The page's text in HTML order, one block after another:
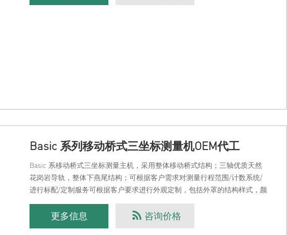
Basic 系列移动桥式三坐标测量机OEM代工
Basic 系移动桥式三坐标测量主机，采用整体移动桥式结构；三轴优质天然
花岗岩导轨，整体下燕尾结构；可根据客户需求对测量行程范围/计数系统/
进行标配/定制服务可根据客户要求进行外观定制，包括外罩的结构样式，颜
色搭配及专属Logo1.行程范围（mm）X向：5
更多信息 咨询价格